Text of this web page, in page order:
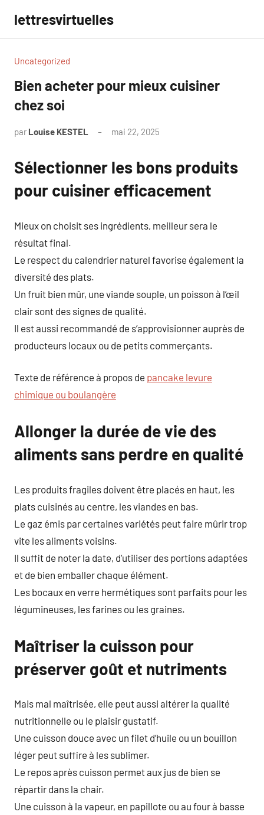
contenu
lettresvirtuelles
Uncategorized
Bien acheter pour mieux cuisiner
chez soi
par Louise KESTEL mai 22, 2025
Sélectionner les bons produits
pour cuisiner efficacement
Mieux on choisit ses ingrédients, meilleur sera le
résultat final.
Le respect du calendrier naturel favorise également la
diversité des plats.
Un fruit bien mûr, une viande souple, un poisson à l’œil
clair sont des signes de qualité.
Il est aussi recommandé de s’approvisionner auprès de
producteurs locaux ou de petits commerçants.
Texte de référence à propos de pancake levure
chimique ou boulangère
Allonger la durée de vie des
aliments sans perdre en qualité
Les produits fragiles doivent être placés en haut, les
plats cuisinés au centre, les viandes en bas.
Le gaz émis par certaines variétés peut faire mûrir trop
vite les aliments voisins.
Il suffit de noter la date, d’utiliser des portions adaptées
et de bien emballer chaque élément.
Les bocaux en verre hermétiques sont parfaits pour les
légumineuses, les farines ou les graines.
Maîtriser la cuisson pour
préserver goût et nutriments
Mais mal maîtrisée, elle peut aussi altérer la qualité
nutritionnelle ou le plaisir gustatif.
Une cuisson douce avec un filet d’huile ou un bouillon
léger peut suffire à les sublimer.
Le repos après cuisson permet aux jus de bien se
répartir dans la chair.
Une cuisson à la vapeur, en papillote ou au four à basse